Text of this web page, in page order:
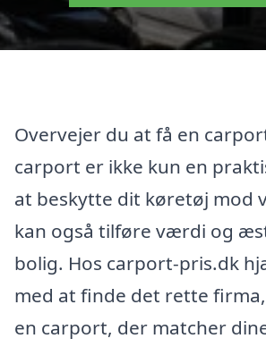
Overvejer du at få en
carport er ikke kun en
at beskytte dit køretøj mod
kan også tilføre værdi og
bolig. Hos carport-pris.dk
med at finde det rette
en carport, der matcher